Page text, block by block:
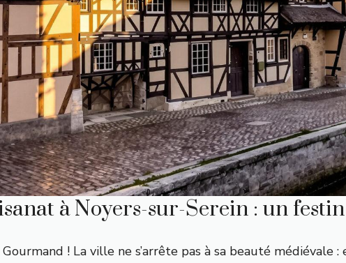
à Noyers-sur-Serein : un
! La ville ne s’arrête pas à sa beauté médiévale